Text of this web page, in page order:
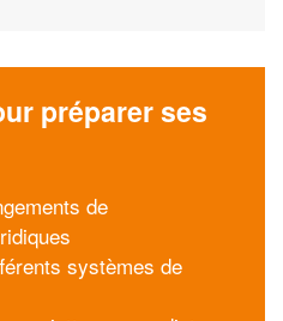
préparer ses
de
systèmes de